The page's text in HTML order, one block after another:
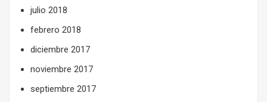
julio 2018
febrero 2018
diciembre 2017
noviembre 2017
septiembre 2017